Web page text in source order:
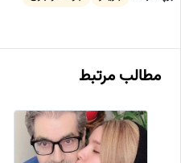
مطالب مرتبط